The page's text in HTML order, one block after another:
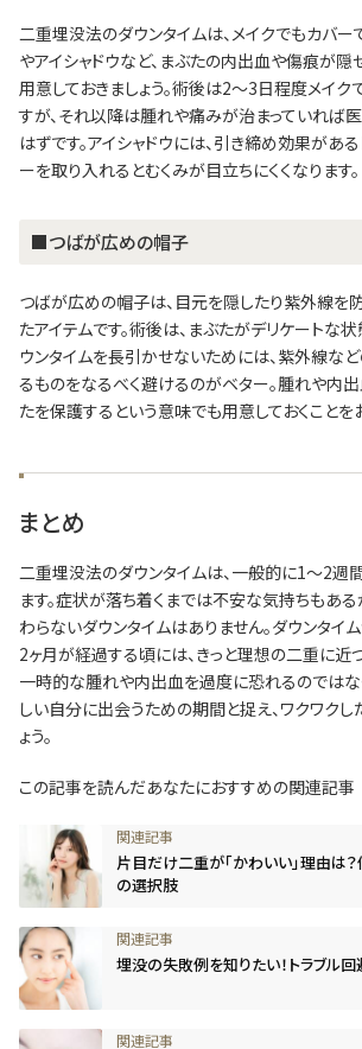
二重埋没法のダウンタイムは、メイクでもカバー
やアイシャドウなど、まぶたの内出血や傷痕が隠
用意しておきましょう。術後は2～3日程度メイ
すが、それ以降は腫れや痛みが治まっていれば
はずです。アイシャドウには、引き締め効果があ
ーを取り入れるとむくみが目立ちにくくなります。
■つばが広めの帽子
つばが広めの帽子は、目元を隠したり紫外線を
たアイテムです。術後は、まぶたがデリケートな
ウンタイムを長引かせないためには、紫外線な
るものをなるべく避けるのがベター。腫れや内
たを保護するという意味でも用意しておくことを
まとめ
二重埋没法のダウンタイムは、一般的に1～2週
ます。症状が落ち着くまでは不安な気持ちもある
わらないダウンタイムはありません。ダウンタイ
2ヶ月が経過する頃には、きっと理想の二重に近
一時的な腫れや内出血を過度に恐れるのではな
しい自分に出会うための期間と捉え、ワクワクし
ょう。
この記事を読んだあなたにおすすめの関連記事
片目だけ二重が「かわいい」理由は
の選択肢
埋没の失敗例を知りたい！トラブル